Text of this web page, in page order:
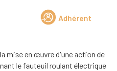
Adhérent
la mise en œuvre d'une action de
le fauteuil roulant électrique